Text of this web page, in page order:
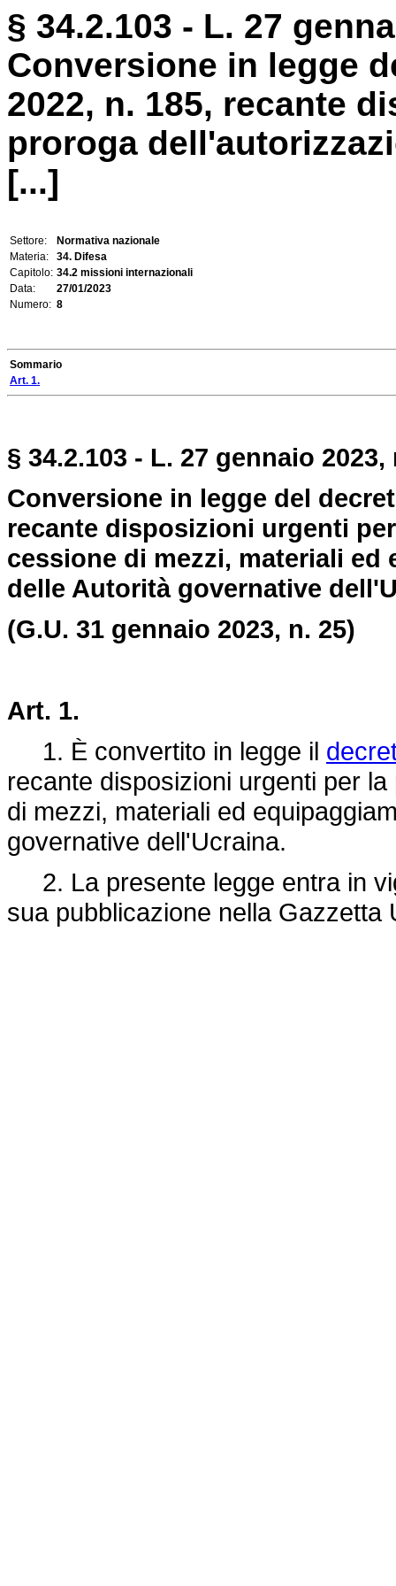
§ 34.2.103 - L. 27
Conversione in legge
2022, n. 185, recante
proroga
[...]
Settore:
Normativa nazionale
Materia:
34. Difesa
Capitolo: 34.2 missioni internazionali
Data:
27/01/2023
Numero: 8
Sommario
Art. 1.
§ 34.2.103 - L. 27 gennaio 2023,
Conversione in legge del
recante disposizioni urgenti
cessione di mezzi, materiali
delle Autorità governative
(G.U. 31 gennaio 2023, n. 25)
Art. 1.
1. È convertito in legge il
recante disposizioni urgenti per
di mezzi, materiali ed
governative dell'Ucraina.
2. La presente legge entra in
sua pubblicazione nella Gazzetta